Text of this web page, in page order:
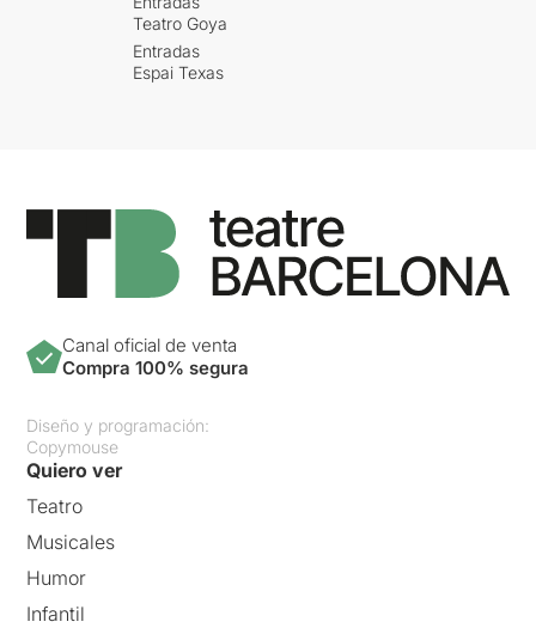
Teatro Goya
Entradas
Espai Texas
Canal oficial de venta
Compra 100% segura
Diseño y programación:
Copymouse
Quiero ver
Teatro
Musicales
Humor
Infantil